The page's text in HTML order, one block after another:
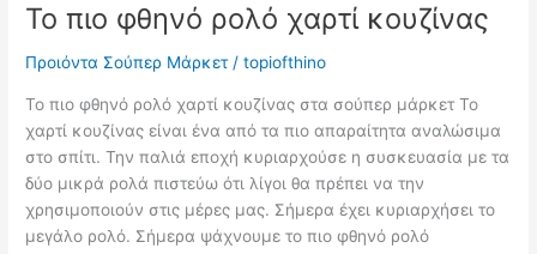
Το πιο φθηνό ρολό χαρτί κουζίνας
Προιόντα Σούπερ Μάρκετ/topiofthino
Το πιο φθηνό ρολό χαρτί κουζίνας στα σούπερ μάρκετ Το
χαρτί κουζίνας είναι ένα από τα πιο απαραίτητα αναλώσιμα
στο σπίτι. Την παλιά εποχή κυριαρχούσε η συσκευασία με τα
δύο μικρά ρολά πιστεύω ότι λίγοι θα πρέπει να την
χρησιμοποιούν στις μέρες μας. Σήμερα έχει κυριαρχήσει το
μεγάλο ρολό. Σήμερα ψάχνουμε το πιο φθηνό ρολό